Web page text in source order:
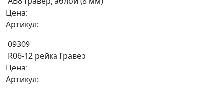
Цена:
Артикул:
09309
R06-12 рейка Гравер
Цена:
Артикул: